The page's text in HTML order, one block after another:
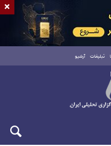
تبلیغات آرشیو
×